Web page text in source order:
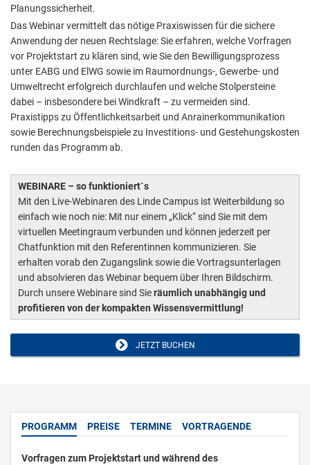
Planungssicherheit.
Das Webinar vermittelt das nötige Praxiswissen für die sichere
Anwendung der neuen Rechtslage: Sie erfahren, welche Vorfragen
vor Projektstart zu klären sind, wie Sie den Bewilligungsprozess
unter EABG und ElWG sowie im Raumordnungs-, Gewerbe- und
Umweltrecht erfolgreich durchlaufen und welche Stolpersteine
dabei – insbesondere bei Windkraft – zu vermeiden sind.
Praxistipps zu Öffentlichkeitsarbeit und Anrainerkommunikation
sowie Berechnungsbeispiele zu Investitions- und Gestehungskosten
runden das Programm ab.
WEBINARE – so funktioniert`s
Mit den Live-Webinaren des Linde Campus ist Weiterbildung so
einfach wie noch nie: Mit nur einem „Klick“ sind Sie mit dem
virtuellen Meetingraum verbunden und können jederzeit per
Chatfunktion mit den Referentinnen kommunizieren. Sie
erhalten vorab den Zugangslink sowie die Vortragsunterlagen
und absolvieren das Webinar bequem über Ihren Bildschirm.
Durch unsere Webinare sind Sieräumlich unabhängig und
profitieren von der kompakten Wissensvermittlung!
JETZT BUCHEN
PROGRAMM PREISE TERMINE VORTRAGENDE
Vorfragen zum Projektstart und während des